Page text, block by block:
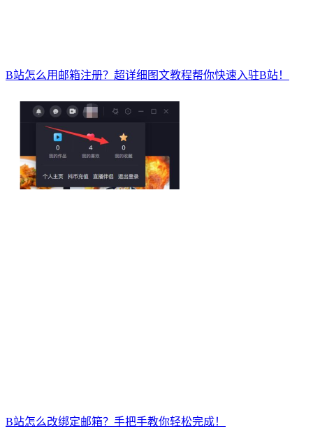
B站怎么用邮箱注册？超详细图文教程帮你快速入驻B站！
B站怎么改绑定邮箱？手把手教你轻松完成！